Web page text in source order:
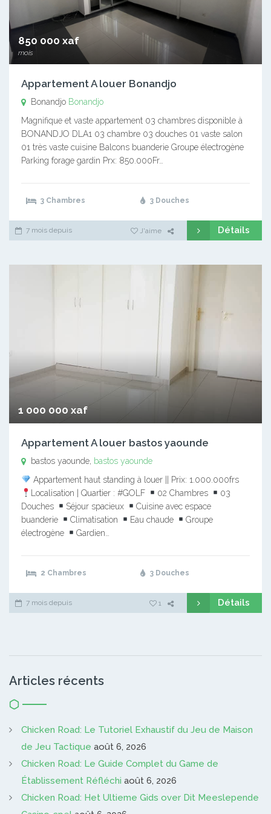
850 000 xaf
mois
Appartement A louer Bonandjo
Bonandjo Bonandjo
Magnifique et vaste appartement 03 chambres disponible à
BONANDJO DLA1 03 chambre 03 douches 01 vaste salon
01 très vaste cuisine Balcons buanderie Groupe électrogène
Parking forage gardin Prx: 850.000Fr…
3 Chambres 3 Douches
7 mois depuis J'aime Détails
1 000 000 xaf
Appartement A louer bastos yaounde
bastos yaounde, bastos yaounde
Appartement haut standing à louer || Prix: 1.000.000frs
Localisation | Quartier : #GOLF
02 Chambres
03
Douches
Séjour spacieux
Cuisine avec espace
buanderie
Climatisation Eau chaude
Groupe
électrogène
Gardien…
2 Chambres 3 Douches
7 mois depuis 1 Détails
Articles récents
Chicken Road: Le Tutoriel Exhaustif du Jeu de Maison
de Jeu Tactique août 6, 2026
Chicken Road: Le Guide Complet du Game de
Établissement Réfléchi août 6, 2026
Chicken Road: Het Ultieme Gids over Dit Meeslepende